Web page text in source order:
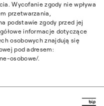
Wycofanie zgody nie wpływa
przetwarzania,
podstawie zgody przed jej
informacje dotyczące
osobowych znajdują się
pod adresem:
osobowe/.